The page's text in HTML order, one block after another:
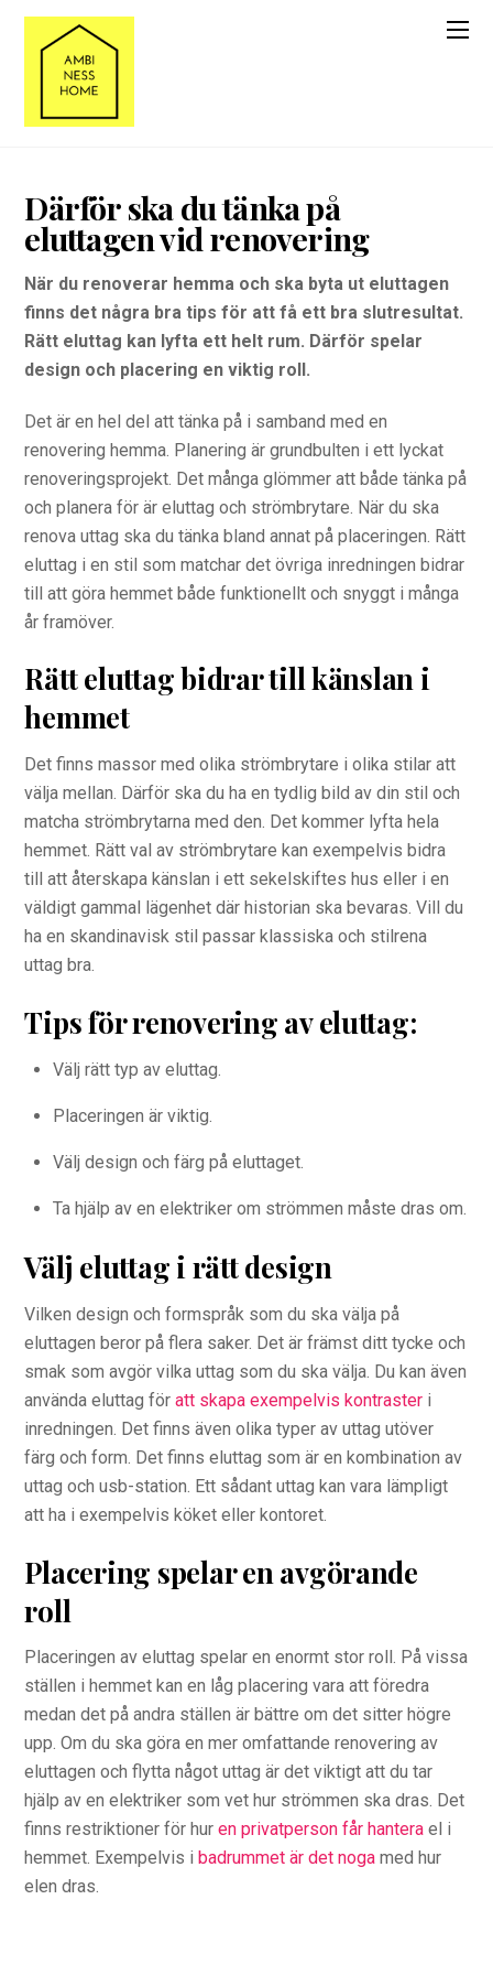
Därför ska du tänka på
eluttagen vid renovering
När du renoverar hemma och ska byta ut eluttagen
finns det några bra tips för att få ett bra slutresultat.
Rätt eluttag kan lyfta ett helt rum. Därför spelar
design och placering en viktig roll.
Det är en hel del att tänka på i samband med en
renovering hemma. Planering är grundbulten i ett lyckat
renoveringsprojekt. Det många glömmer att både tänka på
och planera för är eluttag och strömbrytare. När du ska
renova uttag ska du tänka bland annat på placeringen. Rätt
eluttag i en stil som matchar det övriga inredningen bidrar
till att göra hemmet både funktionellt och snyggt i många
år framöver.
Rätt eluttag bidrar till känslan i
hemmet
Det finns massor med olika strömbrytare i olika stilar att
välja mellan. Därför ska du ha en tydlig bild av din stil och
matcha strömbrytarna med den. Det kommer lyfta hela
hemmet. Rätt val av strömbrytare kan exempelvis bidra
till att återskapa känslan i ett sekelskiftes hus eller i en
väldigt gammal lägenhet där historian ska bevaras. Vill du
ha en skandinavisk stil passar klassiska och stilrena
uttag bra.
Tips för renovering av eluttag:
Välj rätt typ av eluttag.
Placeringen är viktig.
Välj design och färg på eluttaget.
Ta hjälp av en elektriker om strömmen måste dras om.
Välj eluttag i rätt design
Vilken design och formspråk som du ska välja på
eluttagen beror på flera saker. Det är främst ditt tycke och
smak som avgör vilka uttag som du ska välja. Du kan även
använda eluttag föratt skapa exempelvis kontraster i
inredningen. Det finns även olika typer av uttag utöver
färg och form. Det finns eluttag som är en kombination av
uttag och usb-station. Ett sådant uttag kan vara lämpligt
att ha i exempelvis köket eller kontoret.
Placering spelar en avgörande
roll
Placeringen av eluttag spelar en enormt stor roll. På vissa
ställen i hemmet kan en låg placering vara att föredra
medan det på andra ställen är bättre om det sitter högre
upp. Om du ska göra en mer omfattande renovering av
eluttagen och flytta något uttag är det viktigt att du tar
hjälp av en elektriker som vet hur strömmen ska dras. Det
finns restriktioner för huren privatperson får hantera el i
hemmet. Exempelvis i badrummet är det noga med hur
elen dras.